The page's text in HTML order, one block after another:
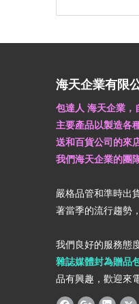
海天企業有限
包達人 海天企業，
主要產品以製造各
送和百貨公司的來
我們海天企業的團隊
嚴格品管和準時出
著當季的流行趨勢
我們良好的服務態
雜誌媒體封為贈品
品有興趣，歡迎來